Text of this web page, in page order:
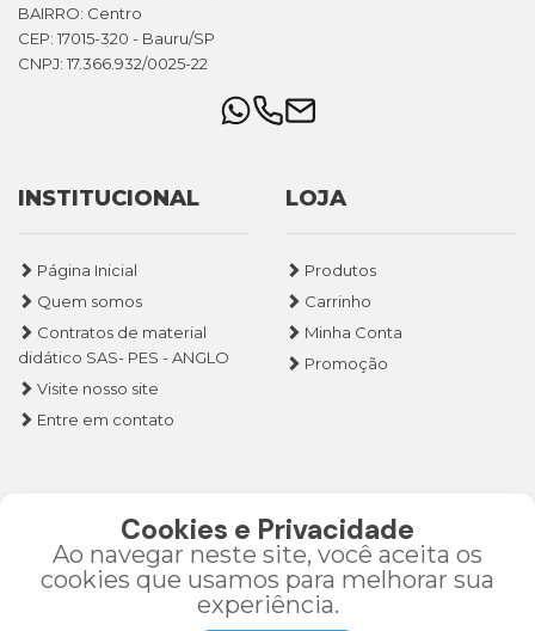
BAIRRO: Centro
CEP: 17015-320 - Bauru/SP
CNPJ: 17.366.932/0025-22
INSTITUCIONAL
Página Inicial
Quem somos
Contratos de material
didático SAS- PES - ANGLO
Visite nosso site
Entre em contato
LOJA
Produtos
Carrinho
Minha Conta
Promoção
Cookies e Privacidade
Ao navegar neste site, você aceita os
cookies que usamos para melhorar sua
experiência.